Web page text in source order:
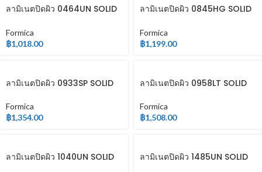
ลามิเนตปิดผิว 0464UN SOLID
Formica
฿1,018.00
ลามิเนตปิดผิว 0845HG SOLID
Formica
฿1,199.00
ลามิเนตปิดผิว 0933SP SOLID
Formica
฿1,354.00
ลามิเนตปิดผิว 0958LT SOLID
Formica
฿1,508.00
ลามิเนตปิดผิว 1040UN SOLID
ลามิเนตปิดผิว 1485UN SOLID